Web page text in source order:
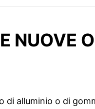
NUOVE
alluminio o di